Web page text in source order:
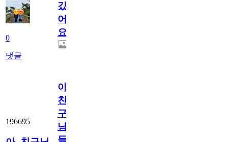
0
댓글
갔
어
요.
196695
아.
친
구
님
들.